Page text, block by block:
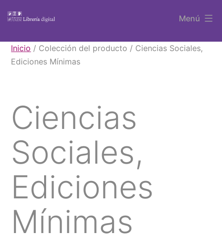
contenido
Libros
UAEM
Menú
Inicio / Colección del producto / Ciencias Sociales,
Ediciones Mínimas
Ciencias
Sociales,
Ediciones
Mínimas